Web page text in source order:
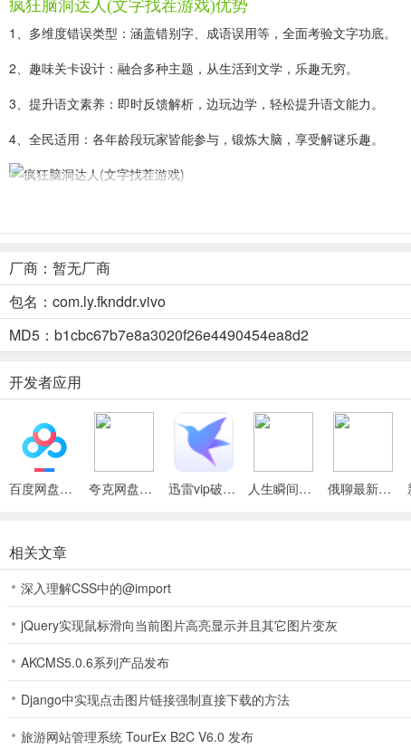
疯狂脑洞达人(文字找茬游戏)优势
1、多维度错误类型：涵盖错别字、成语误用等，全面考验文字功底。
2、趣味关卡设计：融合多种主题，从生活到文学，乐趣无穷。
3、提升语文素养：即时反馈解析，边玩边学，轻松提升语文能力。
4、全民适用：各年龄段玩家皆能参与，锻炼大脑，享受解谜乐趣。
2、玩法简单，每日签到开启任务，载入文本后找错标记，答对获奖励，
3、海量原创文本，动态难度设计，即时反馈解析，从单字错到语义双
4、核心操作精准点击，提示系统贴心，限时挑战刺激，培养视觉搜索
5、扮演语文老师找作文错别字，对照数量事半功倍，关卡有趣，含多种
疯狂脑洞达人(文字找茬游戏)使用说明
1. 核心操作是精准点击识别，需在限定时间内，细致比对字形结构与
3. 限时挑战模式提升刺激感，倒计时压力下要快速扫描全文，培养高效
4. 进入每日签到开启专属挑战，确认规则后点击开始检测载入待校对文本
5. 仔细浏览文章，通过点击标记错别字，正确找出可获动态标记与分数
疯狂脑洞达人3
嘿，朋友们！今天给大家介绍一款超有趣的找茬闯关手机游戏——疯
厂商：暂无厂商
包名：com.ly.fknddr.vivo
MD5：b1cbc67b7e8a3020f26e4490454ea8d2
开发者应用
百度网盘绿色免安装Pc电脑版 夸克网盘官方正式版 迅雷vip破解版永久会员2024版 人生瞬间最新手机版 俄聊最新手机版
相关文章
深入理解CSS中的@import
jQuery实现鼠标滑向当前图片高亮显示并且其它图片变灰
AKCMS5.0.6系列产品发布
Django中实现点击图片链接强制直接下载的方法
旅游网站管理系统 TourEx B2C V6.0 发布